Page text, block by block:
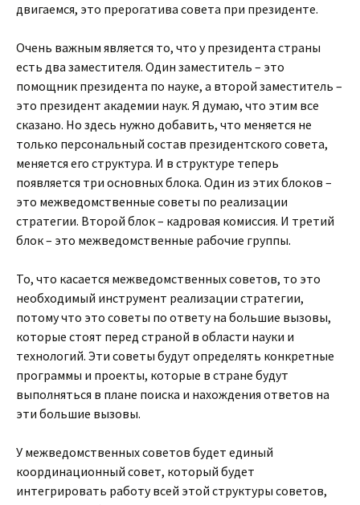
двигаемся, это прерогатива совета при президенте.
Очень важным является то, что у президента страны
есть два заместителя. Один заместитель – это
помощник президента по науке, а второй заместитель –
это президент академии наук. Я думаю, что этим все
сказано. Но здесь нужно добавить, что меняется не
только персональный состав президентского совета,
меняется его структура. И в структуре теперь
появляется три основных блока. Один из этих блоков –
это межведомственные советы по реализации
стратегии. Второй блок – кадровая комиссия. И третий
блок – это межведомственные рабочие группы.
То, что касается межведомственных советов, то это
необходимый инструмент реализации стратегии,
потому что это советы по ответу на большие вызовы,
которые стоят перед страной в области науки и
технологий. Эти советы будут определять конкретные
программы и проекты, которые в стране будут
выполняться в плане поиска и нахождения ответов на
эти большие вызовы.
У межведомственных советов будет единый
координационный совет, который будет
интегрировать работу всей этой структуры советов,